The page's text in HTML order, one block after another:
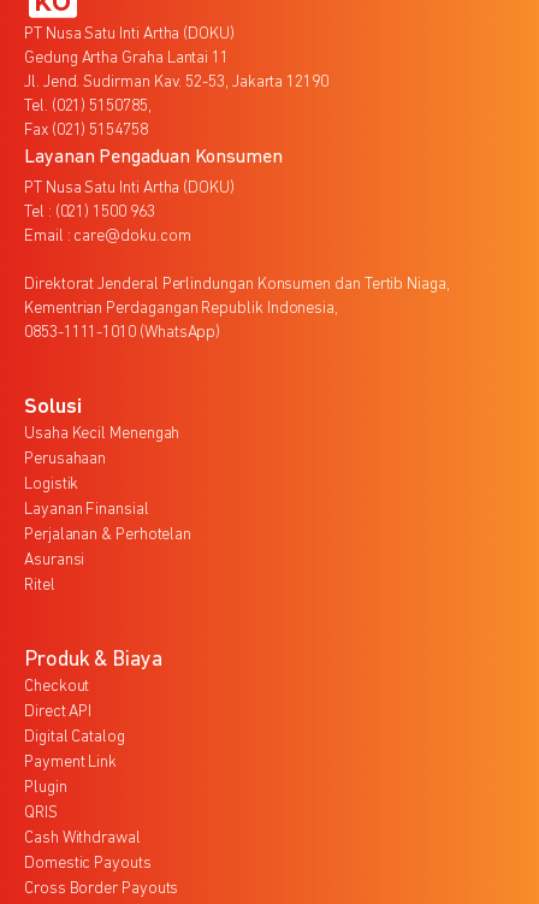
PT Nusa Satu Inti Artha (DOKU)
Gedung Artha Graha Lantai 11
Jl. Jend. Sudirman Kav. 52-53, Jakarta 12190
Tel. (021) 5150785,
Fax (021) 5154758
Layanan Pengaduan Konsumen
PT Nusa Satu Inti Artha (DOKU)
Tel : (021) 1500 963
Email : care@doku.com
Direktorat Jenderal Perlindungan Konsumen dan Tertib Niaga,
Kementrian Perdagangan Republik Indonesia,
0853-1111-1010 (WhatsApp)
Solusi
Usaha Kecil Menengah
Perusahaan
Logistik
Layanan Finansial
Perjalanan & Perhotelan
Asuransi
Ritel
Produk & Biaya
Checkout
Direct API
Digital Catalog
Payment Link
Plugin
QRIS
Cash Withdrawal
Domestic Payouts
Cross Border Payouts